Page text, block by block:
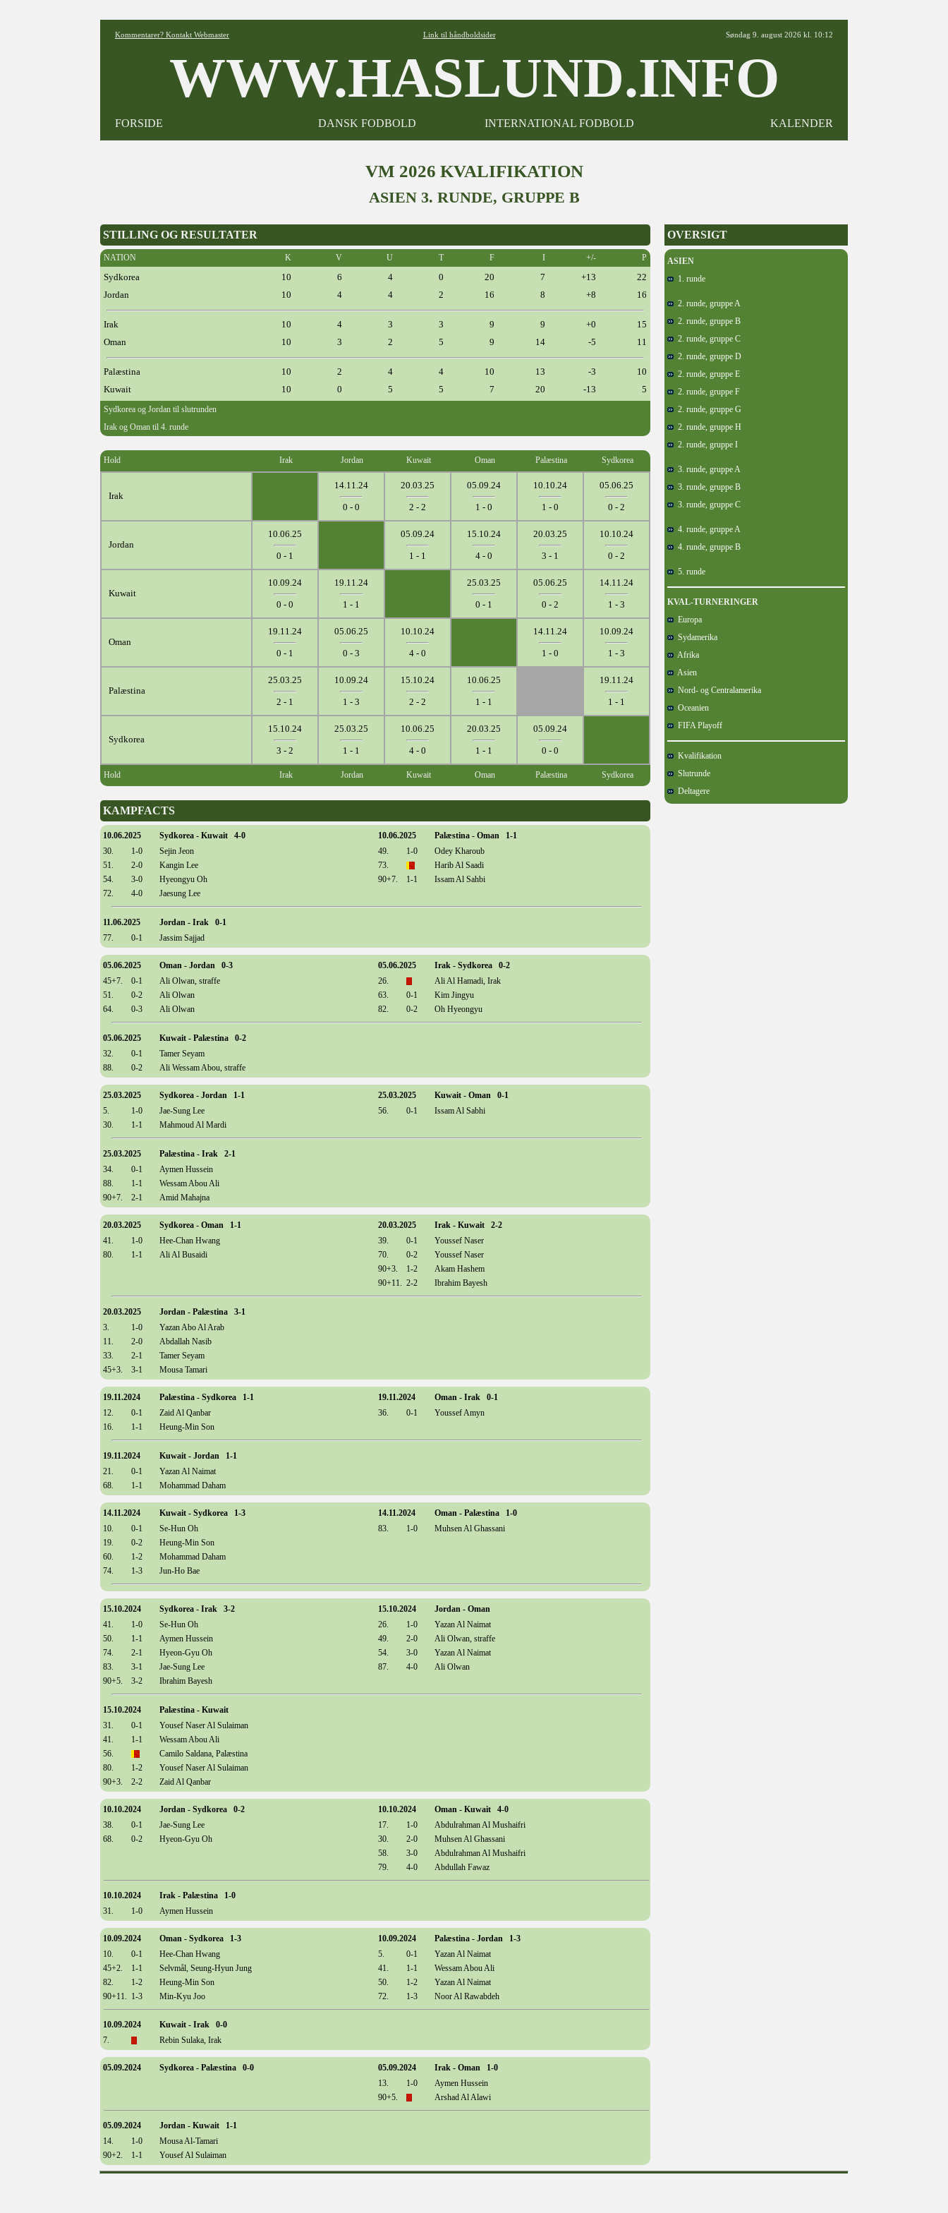
Kommentarer? Kontakt Webmaster Link til håndboldsider Søndag 9. august 2026 kl. 10:12
WWW.HASLUND.INFO
FORSIDE DANSK FODBOLD INTERNATIONAL FODBOLD KALENDER
VM 2026 KVALIFIKATION
ASIEN 3. RUNDE, GRUPPE B
STILLING OG RESULTATER
NATION K V U T F I +/- P
Sydkorea 10 6 4 0 20 7 +13
22
Jordan
10 4 4 2 16 8 +8 16
Irak 10 4 3 3 9 9 +0
15
Oman
10 3 2 5 9 14 -5 11
Palæstina 10 2 4 4 10 13 -3
10
Kuwait
10 0 5 5 7 20 -13 5
Sydkorea og Jordan til slutrunden
Irak og Oman til 4. runde
Hold Irak Jordan Kuwait Oman Palæstina Sydkorea
Irak
14.11.24
0 - 0
20.03.25
2 - 2
05.09.24
1 - 0
10.10.24
1 - 0
05.06.25
0 - 2
Jordan
10.06.25
0 - 1
05.09.24
1 - 1
15.10.24
4 - 0
20.03.25
3 - 1
10.10.24
0 - 2
Kuwait
10.09.24
0 - 0
19.11.24
1 - 1
25.03.25
0 - 1
05.06.25
0 - 2
14.11.24
1 - 3
Oman
19.11.24
0 - 1
05.06.25
0 - 3
10.10.24
4 - 0
14.11.24
1 - 0
10.09.24
1 - 3
Palæstina
25.03.25
2 - 1
10.09.24
1 - 3
15.10.24
2 - 2
10.06.25
1 - 1
19.11.24
1 - 1
Sydkorea
15.10.24
3 - 2
25.03.25
1 - 1
10.06.25
4 - 0
20.03.25
1 - 1
05.09.24
0 - 0
Hold Irak Jordan Kuwait Oman Palæstina Sydkorea
KAMPFACTS
10.06.2025 Sydkorea - Kuwait 4-0 10.06.2025
Palæstina - Oman 1-1
30.
1-0 Sejin Jeon 49. 1-0
Odey Kharoub
51.
2-0 Kangin Lee 73.
Harib Al Saadi
54.
3-0 Hyeongyu Oh 90+7. 1-1
Issam Al Sahbi
72.
4-0 Jaesung Lee
11.06.2025
Jordan - Irak 0-1
77.
0-1 Jassim Sajjad
05.06.2025 Oman - Jordan 0-3 05.06.2025
Irak - Sydkorea 0-2
45+7.
0-1 Ali Olwan, straffe 26.
Ali Al Hamadi, Irak
51.
0-2 Ali Olwan 63. 0-1
Kim Jingyu
64.
0-3 Ali Olwan 82. 0-2 Oh Hyeongyu
05.06.2025
Kuwait - Palæstina 0-2
32.
0-1
Tamer Seyam
88.
0-2 Ali Wessam Abou, straffe
25.03.2025 Sydkorea - Jordan 1-1 25.03.2025
Kuwait - Oman 0-1
5.
1-0 Jae-Sung Lee 56. 0-1
Issam Al Sabhi
30.
1-1 Mahmoud Al Mardi
25.03.2025
Palæstina - Irak 2-1
34.
0-1
Aymen Hussein
88.
1-1
Wessam Abou Ali
90+7.
2-1 Amid Mahajna
20.03.2025 Sydkorea - Oman 1-1 20.03.2025
Irak - Kuwait 2-2
41.
1-0 Hee-Chan Hwang 39. 0-1
Youssef Naser
80.
1-1 Ali Al Busaidi 70. 0-2
Youssef Naser
90+3.
1-2
Akam Hashem
90+11. 2-2 Ibrahim Bayesh
20.03.2025
Jordan - Palæstina 3-1
3.
1-0
Yazan Abo Al Arab
11.
2-0
Abdallah Nasib
33.
2-1
Tamer Seyam
45+3.
3-1 Mousa Tamari
19.11.2024 Palæstina - Sydkorea 1-1 19.11.2024
Oman - Irak 0-1
12.
0-1 Zaid Al Qanbar 36. 0-1
Youssef Amyn
16.
1-1 Heung-Min Son
19.11.2024
Kuwait - Jordan 1-1
21.
0-1
Yazan Al Naimat
68.
1-1 Mohammad Daham
14.11.2024 Kuwait - Sydkorea 1-3 14.11.2024
Oman - Palæstina 1-0
10.
0-1 Se-Hun Oh 83. 1-0
Muhsen Al Ghassani
19.
0-2
Heung-Min Son
60.
1-2
Mohammad Daham
74.
1-3 Jun-Ho Bae
15.10.2024 Sydkorea - Irak 3-2 15.10.2024
Jordan - Oman
41.
1-0 Se-Hun Oh 26. 1-0
Yazan Al Naimat
50.
1-1 Aymen Hussein 49. 2-0
Ali Olwan, straffe
74.
2-1 Hyeon-Gyu Oh 54. 3-0
Yazan Al Naimat
83.
3-1 Jae-Sung Lee 87. 4-0
Ali Olwan
90+5.
3-2 Ibrahim Bayesh
15.10.2024
Palæstina - Kuwait
31.
0-1
Yousef Naser Al Sulaiman
41.
1-1
Wessam Abou Ali
56.
Camilo Saldana, Palæstina
80.
1-2
Yousef Naser Al Sulaiman
90+3.
2-2 Zaid Al Qanbar
10.10.2024 Jordan - Sydkorea 0-2 10.10.2024
Oman - Kuwait 4-0
38.
0-1 Jae-Sung Lee 17. 1-0
Abdulrahman Al Mushaifri
68.
0-2 Hyeon-Gyu Oh 30. 2-0
Muhsen Al Ghassani
58.
3-0
Abdulrahman Al Mushaifri
79.
4-0 Abdullah Fawaz
10.10.2024
Irak - Palæstina 1-0
31.
1-0 Aymen Hussein
10.09.2024 Oman - Sydkorea 1-3 10.09.2024
Palæstina - Jordan 1-3
10.
0-1 Hee-Chan Hwang 5. 0-1
Yazan Al Naimat
45+2.
1-1 Selvmål, Seung-Hyun Jung 41. 1-1
Wessam Abou Ali
82.
1-2 Heung-Min Son 50. 1-2
Yazan Al Naimat
90+11. 1-3 Min-Kyu Joo 72. 1-3 Noor Al Rawabdeh
10.09.2024
Kuwait - Irak 0-0
7.
Rebin Sulaka, Irak
05.09.2024 Sydkorea - Palæstina 0-0 05.09.2024
Irak - Oman 1-0
13.
1-0
Aymen Hussein
90+5.
Arshad Al Alawi
05.09.2024
Jordan - Kuwait 1-1
14.
1-0
Mousa Al-Tamari
90+2.
1-1 Yousef Al Sulaiman
OVERSIGT
ASIEN
1. runde
2. runde, gruppe A
2. runde, gruppe B
2. runde, gruppe C
2. runde, gruppe D
2. runde, gruppe E
2. runde, gruppe F
2. runde, gruppe G
2. runde, gruppe H
2. runde, gruppe I
3. runde, gruppe A
3. runde, gruppe B
3. runde, gruppe C
4. runde, gruppe A
4. runde, gruppe B
5. runde
KVAL-TURNERINGER
Europa
Sydamerika
Afrika
Asien
Nord- og Centralamerika
Oceanien
FIFA Playoff
Kvalifikation
Slutrunde
Deltagere